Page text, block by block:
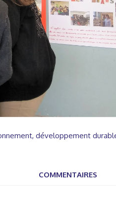
développement
COMMENTAIRES